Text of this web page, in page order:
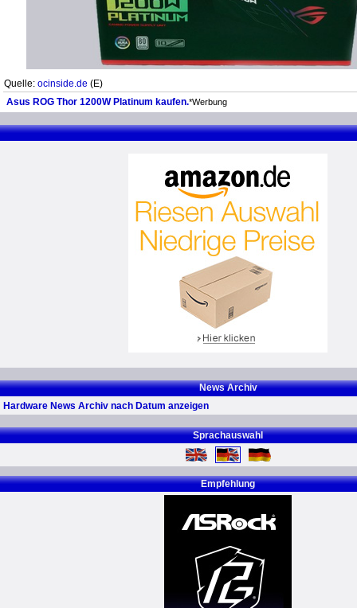
Quelle: ocinside.de (E)
Asus ROG Thor 1200W Platinum kaufen.*Werbung
News Archiv
Hardware News Archiv nach Datum anzeigen
Sprachauswahl
Empfehlung